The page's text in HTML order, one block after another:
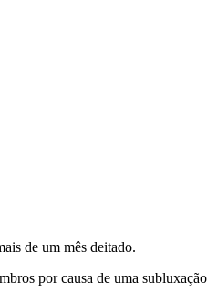
de um mês deitado.
por causa de uma